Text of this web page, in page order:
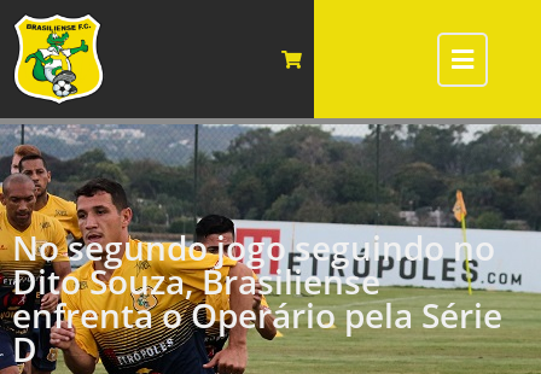
No segundo jogo seguindo no
Dito Souza, Brasiliense
enfrenta o Operário pela Série
D